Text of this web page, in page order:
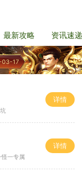
最新攻略 资讯速递
03-17
详情
一专属
详情